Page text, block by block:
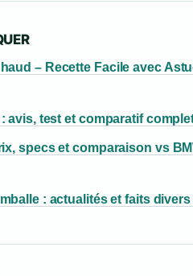
– Recette Facile avec
: avis, test et comparatif
specs et comparaison vs
: actualités et faits divers